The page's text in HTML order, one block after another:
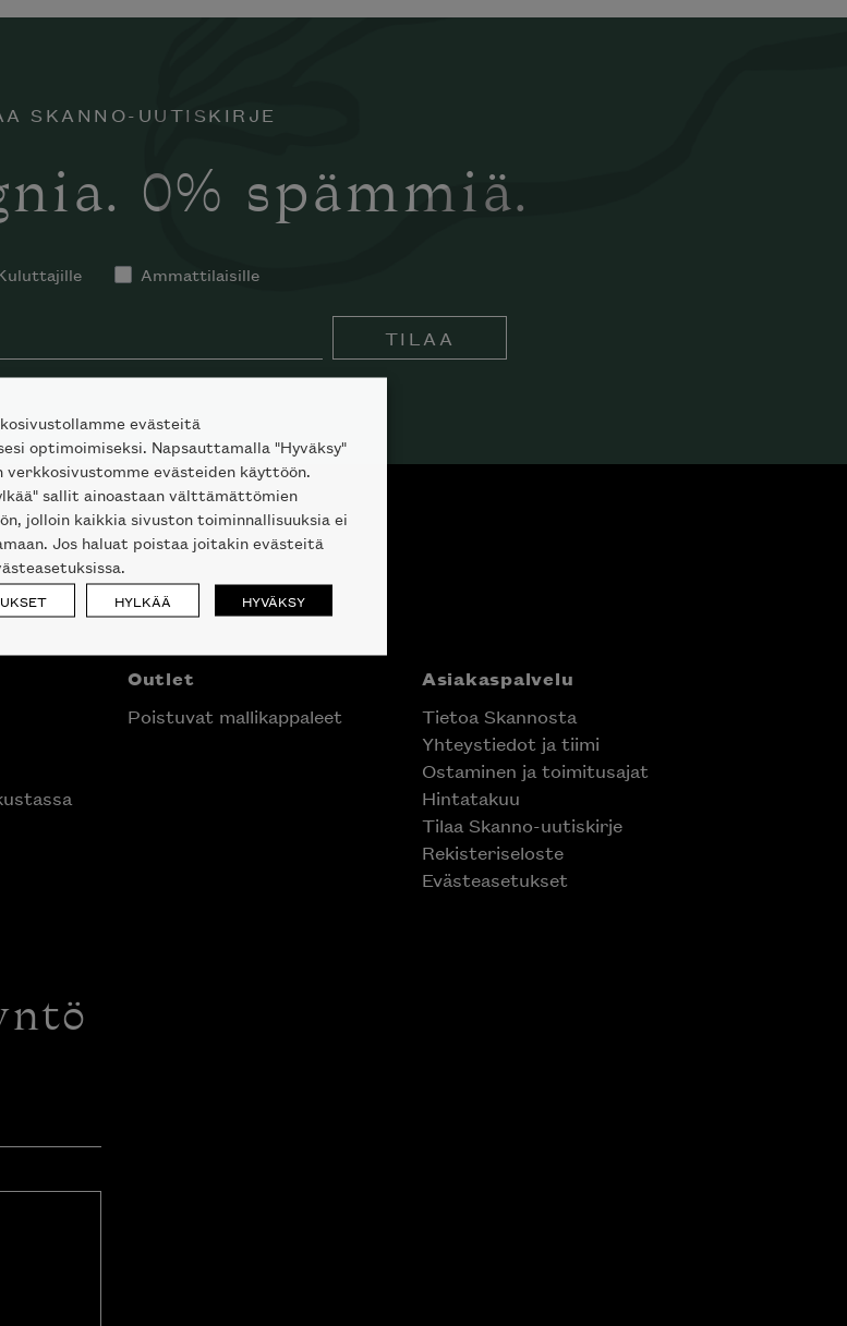
SKANNO-UUTISKIRJE
0% spämmiä.
Ammattilaisille
TILAA
Outlet
Poistuvat mallikappaleet
Asiakaspalvelu
Tietoa Skannosta
Yhteystiedot ja tiimi
Ostaminen ja toimitusajat
Hintatakuu
Tilaa Skanno-uutiskirje
Rekisteriseloste
Evästeasetukset
evästeitä
optimoimiseksi. Napsauttamalla "Hyväksy"
verkkosivustomme evästeiden käyttöön.
sallit ainoastaan välttämättömien
jolloin kaikkia sivuston toiminnallisuuksia ei
Jos haluat poistaa joitakin evästeitä
HYLKÄÄ HYVÄKSY